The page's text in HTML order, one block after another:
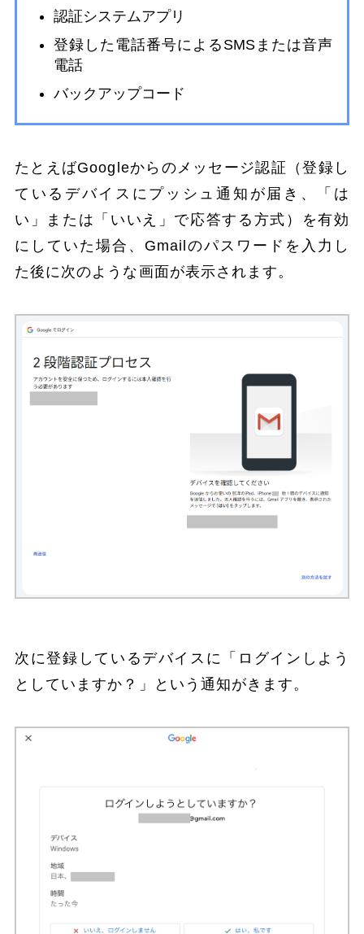
認証システムアプリ
登録した電話番号によるSMSまたは音声
電話
バックアップコード
たとえばGoogleからのメッセージ認証（登録し
ているデバイスにプッシュ通知が届き、「は
い」または「いいえ」で応答する方式）を有効
にしていた場合、Gmailのパスワードを入力し
た後に次のような画面が表示されます。
次に登録しているデバイスに「ログインしよう
としていますか？」という通知がきます。